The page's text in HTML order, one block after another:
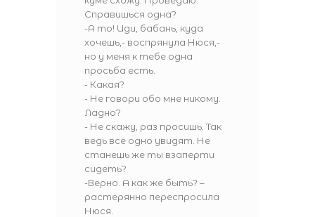
Справишься одна?
-А то! Иди, бабань, куда
хочешь,- воспрянула Нюся,-
но у меня к тебе одна
просьба есть.
- Какая?
- Не говори обо мне никому.
Ладно?
- Не скажу, раз просишь. Так
ведь всё одно увидят. Не
станешь же ты взаперти
сидеть?
-Верно. А как же быть? –
растерянно переспросила
Нюся.